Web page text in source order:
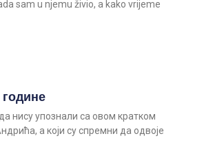
sam u njemu živio, a kako vrijeme
нису упознали са овом кратком
а који су спремни да одвоје